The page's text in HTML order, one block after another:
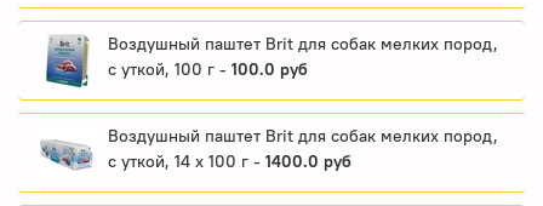
Воздушный паштет Brit для собак мелких пород,
с уткой, 100 г - 100.0 руб
Воздушный паштет Brit для собак мелких пород,
с уткой, 14 x 100 г - 1400.0 руб